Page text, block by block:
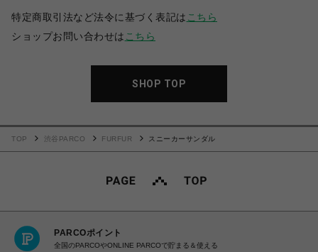
特定商取引法など法令に基づく表記は こちら
ショップお問い合わせは こちら
SHOP TOP
TOP 渋谷PARCO FURFUR スニーカーサンダル
PARCOポイント
全国のPARCOやONLINE PARCOで貯まる＆使える